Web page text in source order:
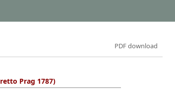
PDF download
Prag 1787)